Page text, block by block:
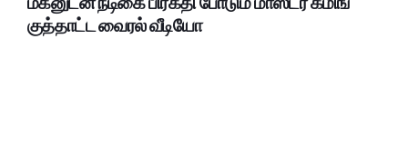
குத்தாட்ட வைரல் வீடியோ